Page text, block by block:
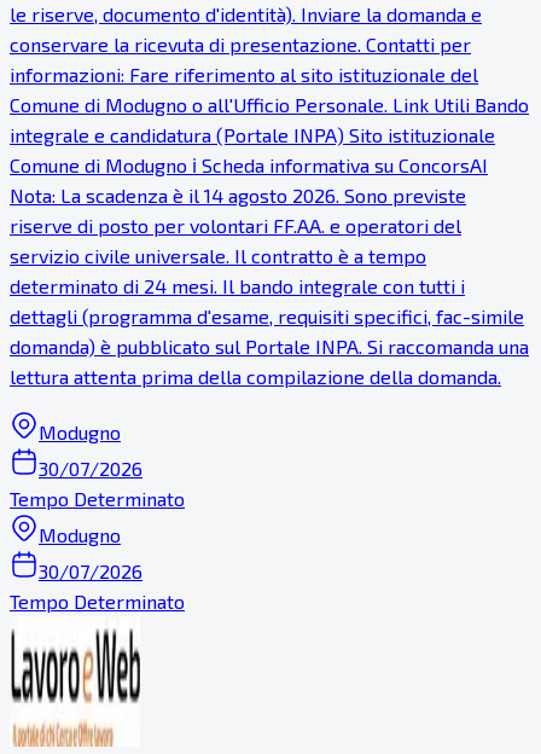
le riserve, documento d'identità). Inviare la domanda e
conservare la ricevuta di presentazione. Contatti per
informazioni: Fare riferimento al sito istituzionale del
Comune di Modugno o all'Ufficio Personale. Link Utili Bando
integrale e candidatura (Portale INPA) Sito istituzionale
Comune di Modugno ℹ Scheda informativa su ConcorsAI
Nota: La scadenza è il 14 agosto 2026. Sono previste
riserve di posto per volontari FF.AA. e operatori del
servizio civile universale. Il contratto è a tempo
determinato di 24 mesi. Il bando integrale con tutti i
dettagli (programma d'esame, requisiti specifici, fac-simile
domanda) è pubblicato sul Portale INPA. Si raccomanda una
lettura attenta prima della compilazione della domanda.
Modugno
30/07/2026
Tempo Determinato
Modugno
30/07/2026
Tempo Determinato